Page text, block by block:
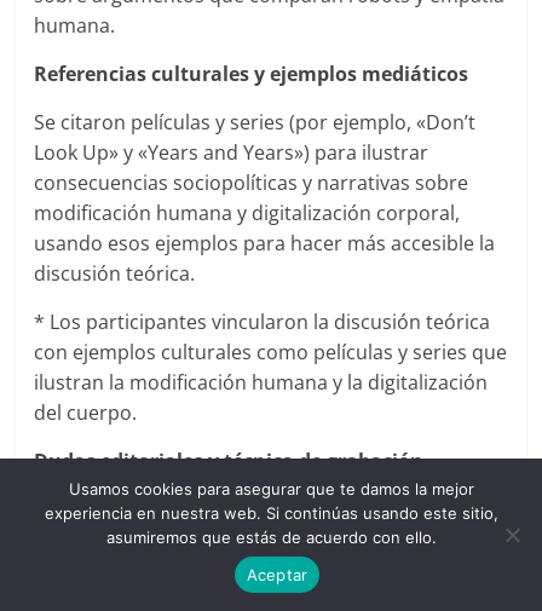
humana.
Referencias culturales y ejemplos mediáticos
Se citaron películas y series (por ejemplo, «Don’t
Look Up» y «Years and Years») para ilustrar
consecuencias sociopolíticas y narrativas sobre
modificación humana y digitalización corporal,
usando esos ejemplos para hacer más accesible la
discusión teórica.
* Los participantes vincularon la discusión teórica
con ejemplos culturales como películas y series que
ilustran la modificación humana y la digitalización
del cuerpo.
Dudas editoriales y técnica de grabación
Surgió una discusión sobre la continuidad de la
sesión, la presencia de grabaciones y permisos, y
se activó la grabación en la nube para rescatar los
comentarios y el inicio del capítulo; hubo confusión
Usamos cookies para asegurar que te damos la mejor
experiencia en nuestra web. Si continúas usando este sitio,
asumiremos que estás de acuerdo con ello.
Aceptar